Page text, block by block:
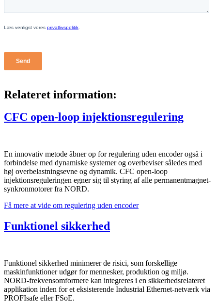
Relateret information:
CFC open-loop injektionsregulering
En innovativ metode åbner op for regulering uden encoder også i
forbindelse med dynamiske systemer og overbeviser således med
høj overbelastningsevne og dynamik. CFC open-loop
injektionsreguleringen egner sig til styring af alle permanentmagnet-
synkronmotorer fra NORD.
Få mere at vide om regulering uden encoder
Funktionel sikkerhed
Funktionel sikkerhed minimerer de risici, som forskellige
maskinfunktioner udgør for mennesker, produktion og miljø.
NORD-frekvensomformere kan integreres i en sikkerhedsrelateret
applikation inden for et eksisterende Industrial Ethernet-netværk via
PROFIsafe eller FSoE.